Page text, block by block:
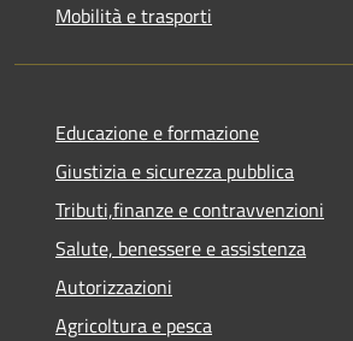
Mobilità e trasporti
Educazione e formazione
Giustizia e sicurezza pubblica
Tributi,finanze e contravvenzioni
Salute, benessere e assistenza
Autorizzazioni
Agricoltura e pesca